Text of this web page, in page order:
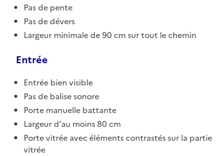
Pas de pente
Pas de dévers
Largeur minimale de 90 cm sur tout le chemin
Entrée
Entrée bien visible
Pas de balise sonore
Porte manuelle battante
Largeur d'au moins 80 cm
Porte vitrée avec éléments contrastés sur la partie
vitrée